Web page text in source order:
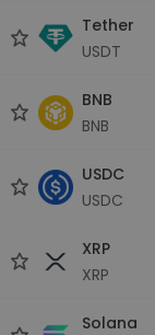
Tether
USDT
BNB
BNB
USDC
USDC
XRP
XRP
Solana